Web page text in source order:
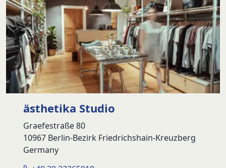
ästhetika Studio
Graefestraße 80
10967 Berlin-Bezirk Friedrichshain-Kreuzberg
Germany